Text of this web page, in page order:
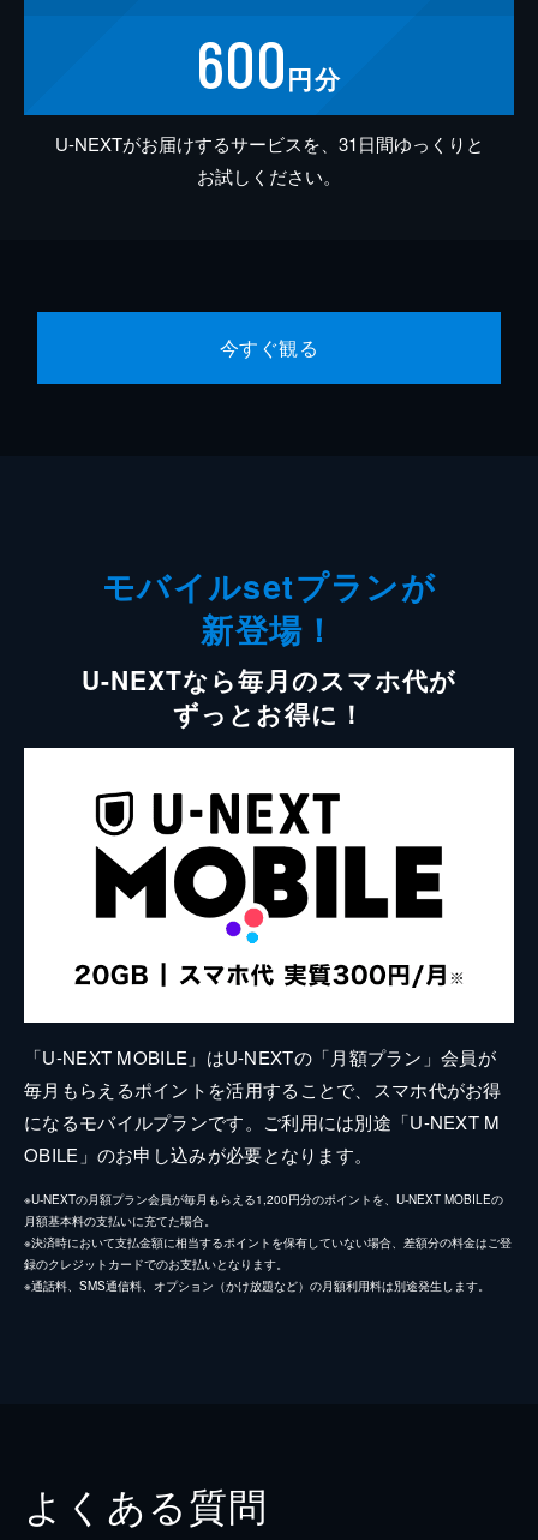
600円分
U-NEXTがお届けするサービスを、31日間ゆっくりと
お試しください。
今すぐ観る
モバイルsetプランが
新登場！
U-NEXTなら毎月のスマホ代が
ずっとお得に！
「U-NEXT MOBILE」はU-NEXTの「月額プラン」会員が
毎月もらえるポイントを活用することで、スマホ代がお得
になるモバイルプランです。ご利用には別途「U-NEXT M
OBILE」のお申し込みが必要となります。
※U-NEXTの月額プラン会員が毎月もらえる1,200円分のポイントを、U-NEXT MOBILEの
月額基本料の支払いに充てた場合。
※決済時において支払金額に相当するポイントを保有していない場合、差額分の料金はご登
録のクレジットカードでのお支払いとなります。
※通話料、SMS通信料、オプション（かけ放題など）の月額利用料は別途発生します。
よくある質問